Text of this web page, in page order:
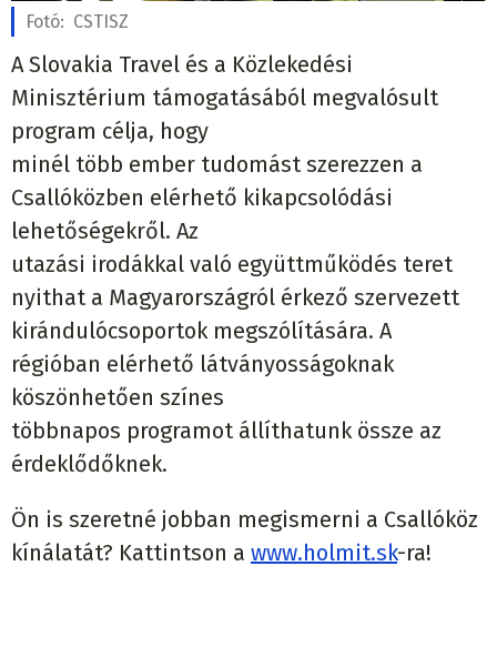
Fotó: CSTISZ
A Slovakia Travel és a Közlekedési
Minisztérium támogatásából megvalósult
program célja, hogy
minél több ember tudomást szerezzen a
Csallóközben elérhető kikapcsolódási
lehetőségekről. Az
utazási irodákkal való együttműködés teret
nyithat a Magyarországról érkező szervezett
kirándulócsoportok megszólítására. A
régióban elérhető látványosságoknak
köszönhetően színes
többnapos programot állíthatunk össze az
érdeklődőknek.
Ön is szeretné jobban megismerni a Csallóköz
kínálatát? Kattintson a www.holmit.sk-ra!